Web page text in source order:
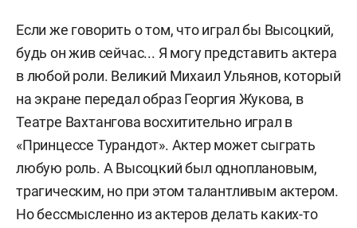
Если же говорить о том, что играл бы Высоцкий,
будь он жив сейчас... Я могу представить актера
в любой роли. Великий Михаил Ульянов, который
на экране передал образ Георгия Жукова, в
Театре Вахтангова восхитительно играл в
«Принцессе Турандот». Актер может сыграть
любую роль. А Высоцкий был одноплановым,
трагическим, но при этом талантливым актером.
Но бессмысленно из актеров делать каких-то